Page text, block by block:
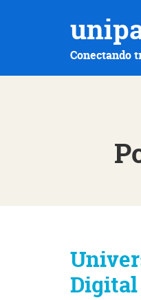
Conectando
Digital